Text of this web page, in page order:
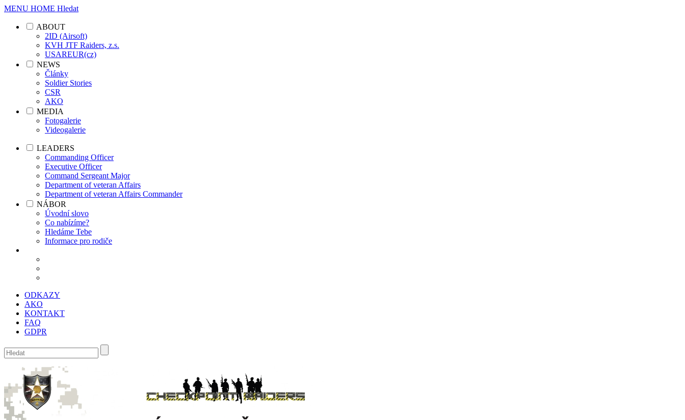
MENU HOME Hledat
ABOUT
2ID (Airsoft)
KVH JTF Raiders, z.s.
USAREUR(cz)
NEWS
Články
Soldier Stories
CSR
AKO
MEDIA
Fotogalerie
Videogalerie
LEADERS
Commanding Officer
Executive Officer
Command Sergeant Major
Department of veteran Affairs
Department of veteran Affairs Commander
NÁBOR
Úvodní slovo
Co nabízíme?
Hledáme Tebe
Informace pro rodiče
ODKAZY
AKO
KONTAKT
FAQ
GDPR